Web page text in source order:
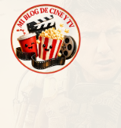
Skip
content